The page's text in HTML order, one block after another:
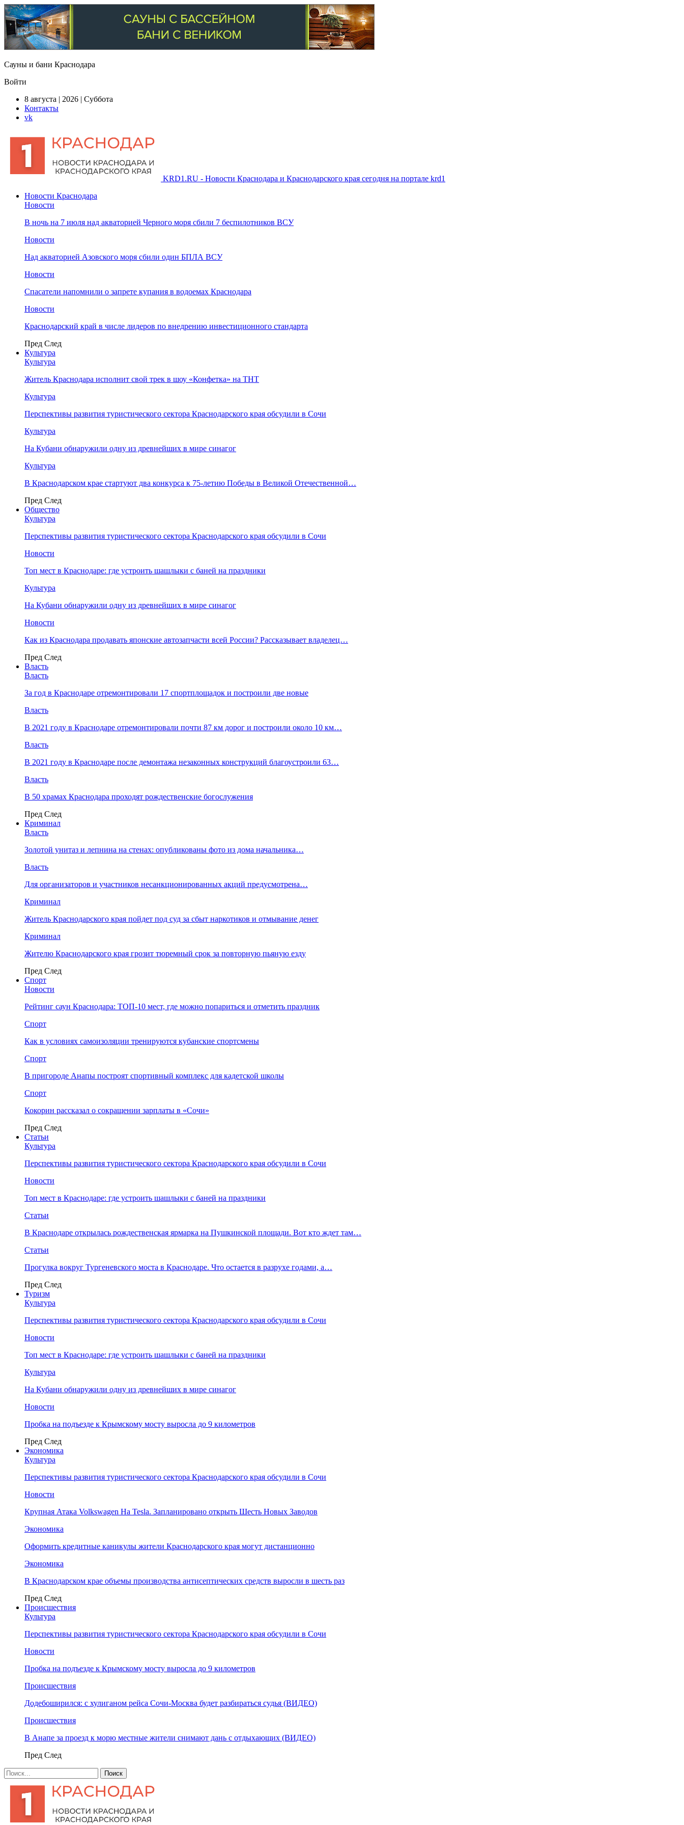
Сауны и бани Краснодара
Войти
8 августа | 2026 | Суббота
Контакты
vk
KRD1.RU - Новости Краснодара и Краснодарского края сегодня на портале krd1
Новости Краснодара
Новости
В ночь на 7 июля над акваторией Черного моря сбили 7 беспилотников ВСУ
Новости
Над акваторией Азовского моря сбили один БПЛА ВСУ
Новости
Спасатели напомнили о запрете купания в водоемах Краснодара
Новости
Краснодарский край в числе лидеров по внедрению инвестиционного стандарта
Пред След
Культура
Культура
Житель Краснодара исполнит свой трек в шоу «Конфетка» на ТНТ
Культура
Перспективы развития туристического сектора Краснодарского края обсудили в Сочи
Культура
На Кубани обнаружили одну из древнейших в мире синагог
Культура
В Краснодарском крае стартуют два конкурса к 75-летию Победы в Великой Отечественной…
Пред След
Общество
Культура
Перспективы развития туристического сектора Краснодарского края обсудили в Сочи
Новости
Топ мест в Краснодаре: где устроить шашлыки с баней на праздники
Культура
На Кубани обнаружили одну из древнейших в мире синагог
Новости
Как из Краснодара продавать японские автозапчасти всей России? Рассказывает владелец…
Пред След
Власть
Власть
За год в Краснодаре отремонтировали 17 спортплощадок и построили две новые
Власть
В 2021 году в Краснодаре отремонтировали почти 87 км дорог и построили около 10 км…
Власть
В 2021 году в Краснодаре после демонтажа незаконных конструкций благоустроили 63…
Власть
В 50 храмах Краснодара проходят рождественские богослужения
Пред След
Криминал
Власть
​Золотой унитаз и лепнина на стенах: опубликованы фото из дома начальника…
Власть
Для организаторов и участников несанкционированных акций предусмотрена…
Криминал
Житель Краснодарского края пойдет под суд за сбыт наркотиков и отмывание денег
Криминал
Жителю Краснодарского края грозит тюремный срок за повторную пьяную езду
Пред След
Спорт
Новости
Рейтинг саун Краснодара: ТОП-10 мест, где можно попариться и отметить праздник
Спорт
Как в условиях самоизоляции тренируются кубанские спортсмены
Спорт
В пригороде Анапы построят спортивный комплекс для кадетской школы
Спорт
Кокорин рассказал о сокращении зарплаты в «Сочи»
Пред След
Статьи
Культура
Перспективы развития туристического сектора Краснодарского края обсудили в Сочи
Новости
Топ мест в Краснодаре: где устроить шашлыки с баней на праздники
Статьи
В Краснодаре открылась рождественская ярмарка на Пушкинской площади. Вот кто ждет там…
Статьи
Прогулка вокруг Тургеневского моста в Краснодаре. Что остается в разрухе годами, а…
Пред След
Туризм
Культура
Перспективы развития туристического сектора Краснодарского края обсудили в Сочи
Новости
Топ мест в Краснодаре: где устроить шашлыки с баней на праздники
Культура
На Кубани обнаружили одну из древнейших в мире синагог
Новости
Пробка на подъезде к Крымскому мосту выросла до 9 километров
Пред След
Экономика
Культура
Перспективы развития туристического сектора Краснодарского края обсудили в Сочи
Новости
Крупная Атака Volkswagen На Tesla. Запланировано открыть Шесть Новых Заводов
Экономика
Оформить кредитные каникулы жители Краснодарского края могут дистанционно
Экономика
В Краснодарском крае объемы производства антисептических средств выросли в шесть раз
Пред След
Происшествия
Культура
Перспективы развития туристического сектора Краснодарского края обсудили в Сочи
Новости
Пробка на подъезде к Крымскому мосту выросла до 9 километров
Происшествия
Додебоширился: с хулиганом рейса Сочи-Москва будет разбираться судья (ВИДЕО)
Происшествия
В Анапе за проезд к морю местные жители снимают дань с отдыхающих (ВИДЕО)
Пред След